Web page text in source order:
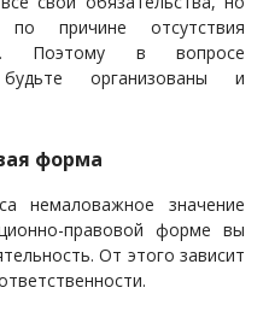
причине отсутствия
Поэтому в вопросе
организованы и
форма
немаловажное значение
правовой форме вы
От этого зависит